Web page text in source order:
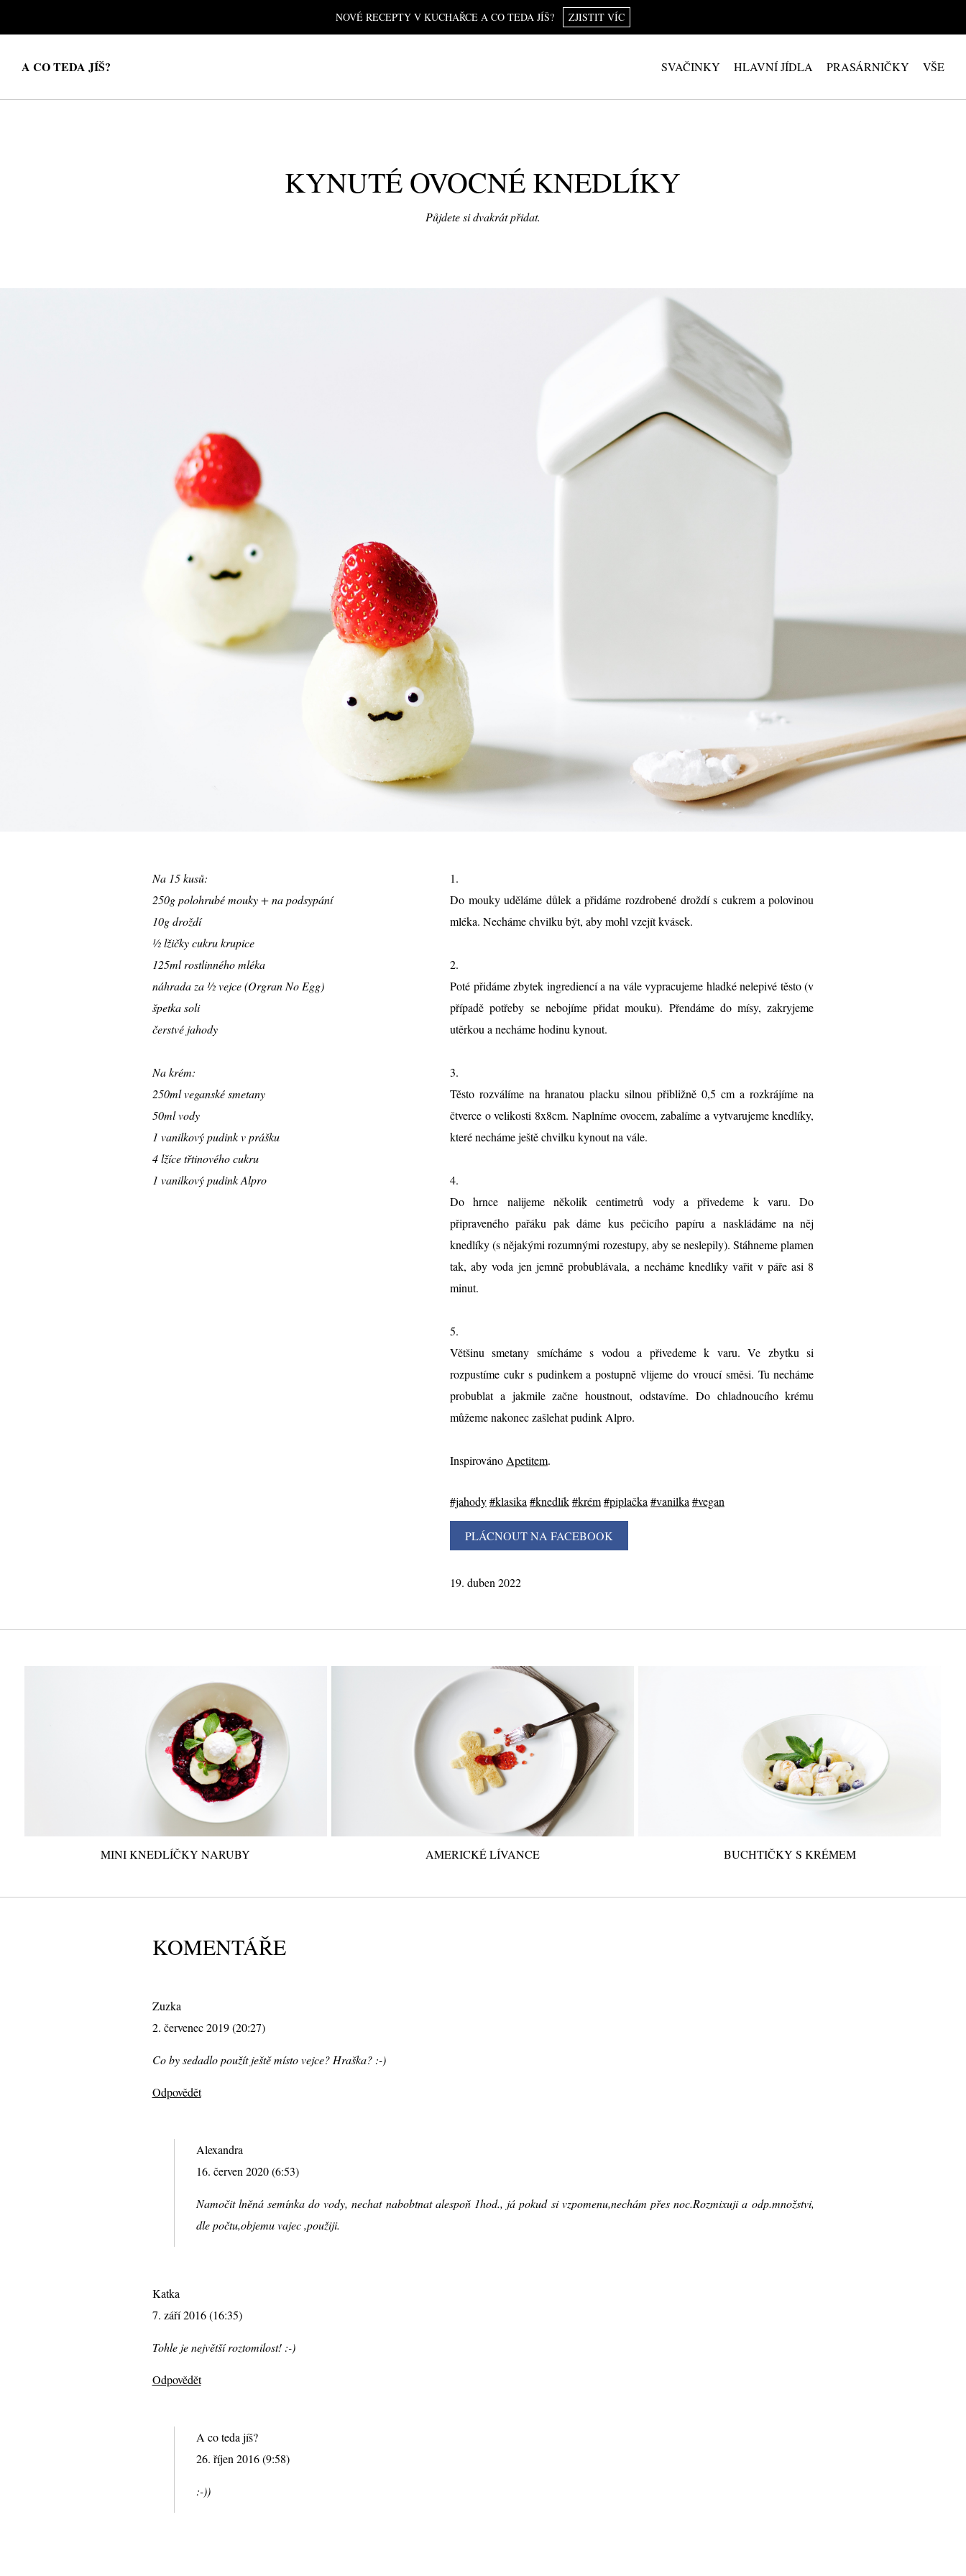
NOVÉ RECEPTY V KUCHAŘCE A CO TEDA JÍŠ? ZJISTIT VÍC
A CO TEDA JÍŠ? SVAČINKY HLAVNÍ JÍDLA PRASÁRNIČKY VŠE
KYNUTÉ OVOCNÉ KNEDLÍKY
Půjdete si dvakrát přidat.
Na 15 kusů:
250g polohrubé mouky + na podsypání
10g droždí
½ lžičky cukru krupice
125ml rostlinného mléka
náhrada za ½ vejce (Orgran No Egg)
špetka soli
čerstvé jahody
Na krém:
250ml veganské smetany
50ml vody
1 vanilkový pudink v prášku
4 lžíce třtinového cukru
1 vanilkový pudink Alpro
1.
Do mouky uděláme důlek a přidáme rozdrobené droždí s cukrem a polovinou
mléka. Necháme chvilku být, aby mohl vzejít kvásek.
2.
Poté přidáme zbytek ingrediencí a na vále vypracujeme hladké nelepivé těsto (v
případě potřeby se nebojíme přidat mouku). Přendáme do mísy, zakryjeme
utěrkou a necháme hodinu kynout.
3.
Těsto rozválíme na hranatou placku silnou přibližně 0,5 cm a rozkrájíme na
čtverce o velikosti 8x8cm. Naplníme ovocem, zabalíme a vytvarujeme knedlíky,
které necháme ještě chvilku kynout na vále.
4.
Do hrnce nalijeme několik centimetrů vody a přivedeme k varu. Do
připraveného pařáku pak dáme kus pečicího papíru a naskládáme na něj
knedlíky (s nějakými rozumnými rozestupy, aby se neslepily). Stáhneme plamen
tak, aby voda jen jemně probublávala, a necháme knedlíky vařit v páře asi 8
minut.
5.
Většinu smetany smícháme s vodou a přivedeme k varu. Ve zbytku si
rozpustíme cukr s pudinkem a postupně vlijeme do vroucí směsi. Tu necháme
probublat a jakmile začne houstnout, odstavíme. Do chladnoucího krému
můžeme nakonec zašlehat pudink Alpro.
Inspirováno Apetitem.
#jahody#klasika #knedlík#krém#piplačka #vanilka #vegan
19. duben 2022
MINI KNEDLÍČKY NARUBY AMERICKÉ LÍVANCE BUCHTIČKY S KRÉMEM
KOMENTÁŘE
Zuzka
2. červenec 2019 (20:27)
Co by sedadlo použít ještě místo vejce? Hraška? :-)
Odpovědět
Alexandra
16. červen 2020 (6:53)
Namočit lněná semínka do vody, nechat nabobtnat alespoň 1hod., já pokud si vzpomenu,nechám přes noc.Rozmixuji a odp.množstvi,
dle počtu,objemu vajec ,použiji.
Katka
7. září 2016 (16:35)
Tohle je největší roztomilost! :-)
Odpovědět
A co teda jíš?
26. říjen 2016 (9:58)
:-))